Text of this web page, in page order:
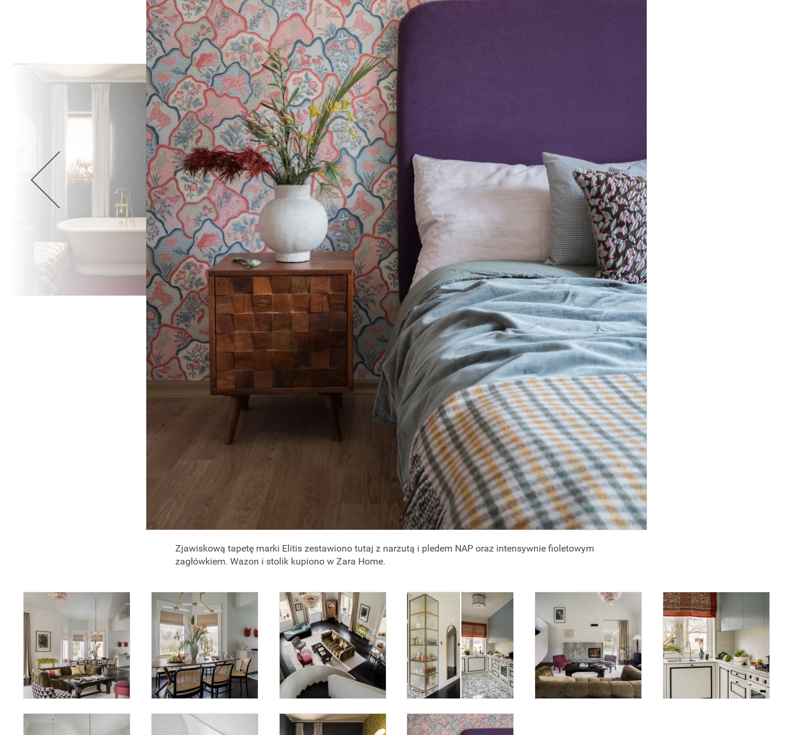
Zjawiskową tapetę marki Elitis zestawiono tutaj z narzutą i pledem NAP oraz intensywnie fioletowym
zagłówkiem. Wazon i stolik kupiono w Zara Home.